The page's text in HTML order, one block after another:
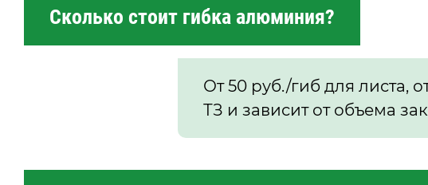
Сколько стоит гибка алюминия?
От 50 руб./гиб для листа,
ТЗ и зависит от объема